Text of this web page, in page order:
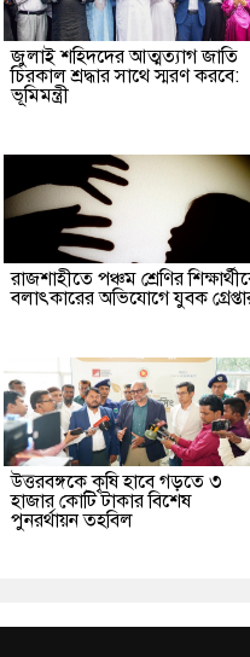
জুলাই শহিদদের আত্মত্যাগ জাতি
চিরকাল শ্রদ্ধার সাথে স্মরণ করবে:
ভূমিমন্ত্রী
রাজশাহীতে পঞ্চম শ্রেণির
বলাৎকারের অভিযোগে যুবক
উত্তরবঙ্গকে কৃষি হাবে গড়তে ৩
হাজার কোটি টাকার বিশেষ
পুনরর্থায়ন তহবিল